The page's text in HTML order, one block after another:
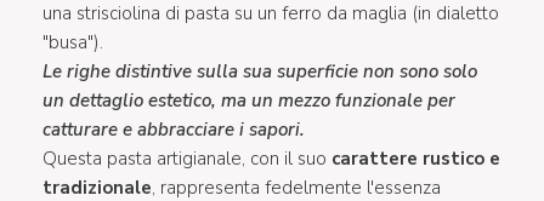
una strisciolina di pasta su un ferro da maglia (in dialetto
"busa").
Le righe distintive sulla sua superficie non sono solo
un dettaglio estetico, ma un mezzo funzionale per
catturare e abbracciare i sapori.
Questa pasta artigianale, con il suo carattere rustico e
tradizionale, rappresenta fedelmente l'essenza